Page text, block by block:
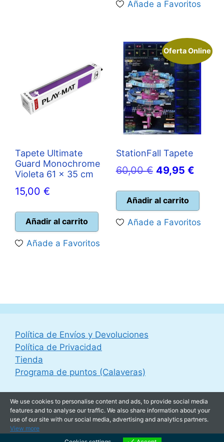
Añade a Favoritos
Tapete Ultimate
Guard Monochrome
Violeta 61 x 35 cm
15,00 €
Añadir al carrito
Añade a Favoritos
Oferta Online
StationFall Tapete
60,00€ El
original
era:
60,00 €.
49,95 €El
es:
49,95
Añadir al carrito
Añade a Favoritos
Política de Envíos y Devoluciones
Política de Privacidad
Tienda
Programa de puntos (Calaveras)
We use cookies to personalise content and ads, to provide social media
features and to analyse our traffic. We also share information about your
use of our site with our social media, advertising and analytics partners.
View more